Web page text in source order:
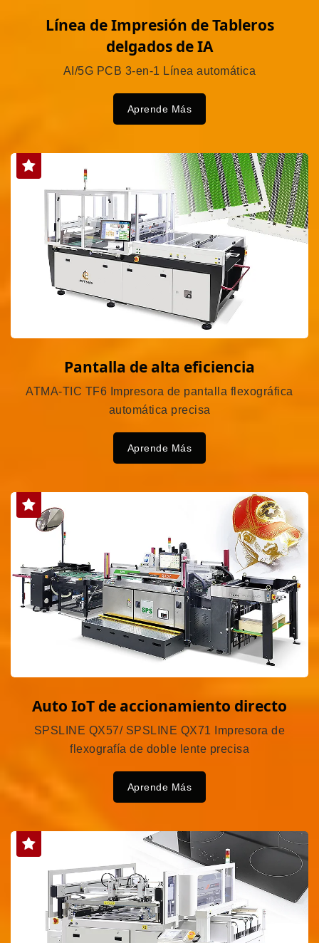
Línea de Impresión de Tableros
delgados de IA
AI/5G PCB 3-en-1 Línea automática
Aprende Más
Pantalla de alta eficiencia
ATMA-TIC TF6 Impresora de pantalla flexográfica
automática precisa
Aprende Más
Auto IoT de accionamiento directo
SPSLINE QX57/ SPSLINE QX71 Impresora de
flexografía de doble lente precisa
Aprende Más